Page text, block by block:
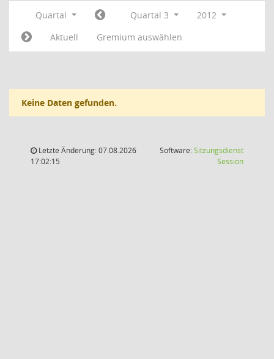
Quartal Quartal 3
2012
Aktuell
Gremium auswählen
Keine Daten gefunden.
Letzte Änderung: 07.08.2026
17:02:15
Software:Sitzungsdienst
Session(Wird in